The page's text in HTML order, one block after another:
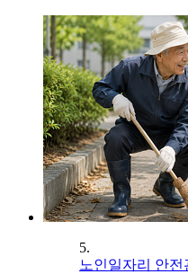
5.
노인일자리 안전